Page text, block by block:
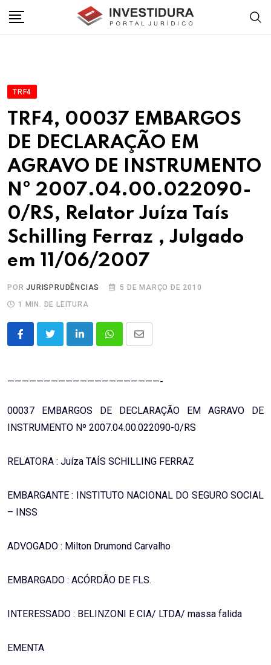
TRF4
TRF4, 00037 EMBARGOS
DE DECLARAÇÃO EM
AGRAVO DE INSTRUMENTO
Nº 2007.04.00.022090-
0/RS, Relator Juíza Taís
Schilling Ferraz , Julgado
em 11/06/2007
PORJURISPRUDÊNCIAS
5 DE MARÇO DE 2010
1 MIN. DE LEITURA
LinkedInWhatsappShare
—————————————————————-
00037 EMBARGOS DE DECLARAÇÃO EM AGRAVO DE
INSTRUMENTO Nº 2007.04.00.022090-0/RS
RELATORA : Juíza TAÍS SCHILLING FERRAZ
EMBARGANTE : INSTITUTO NACIONAL DO SEGURO SOCIAL
– INSS
ADVOGADO : Milton Drumond Carvalho
EMBARGADO : ACÓRDÃO DE FLS.
INTERESSADO : BELINZONI E CIA/ LTDA/ massa falida
EMENTA